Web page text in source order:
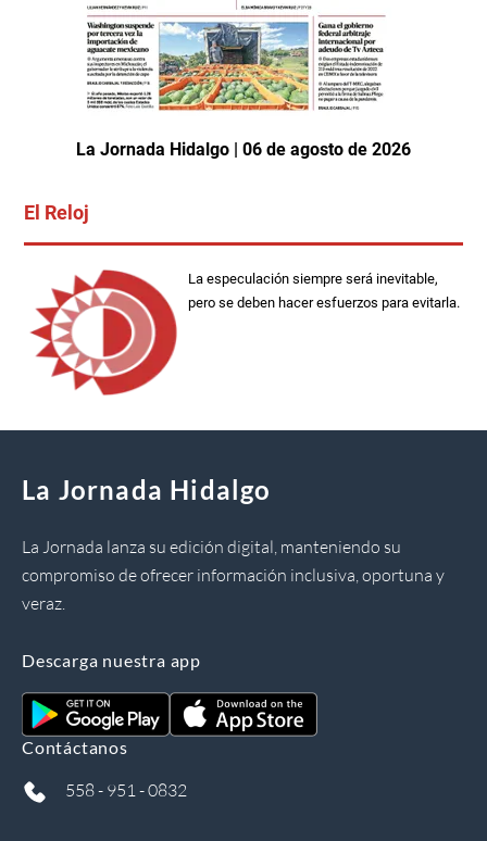
La Jornada Hidalgo | 06 de agosto de 2026
El Reloj
La especulación siempre será inevitable,
pero se deben hacer esfuerzos para evitarla.
La Jornada Hidalgo
La Jornada lanza su edición digital, manteniendo su
compromiso de ofrecer información inclusiva, oportuna y
veraz.
Descarga nuestra app
Contáctanos
558 - 951 - 0832